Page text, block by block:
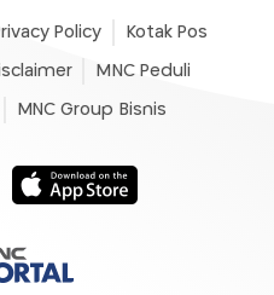
Policy Kotak Pos
MNC Peduli
MNC Group Bisnis